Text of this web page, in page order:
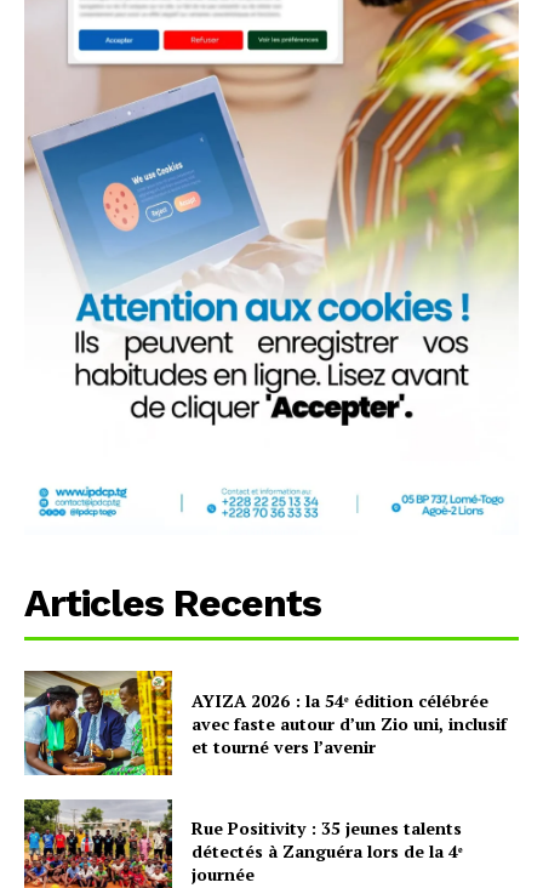
Articles Recents
AYIZA 2026 : la 54ᵉ édition célébrée
avec faste autour d’un Zio uni, inclusif
et tourné vers l’avenir
Rue Positivity : 35 jeunes talents
détectés à Zanguéra lors de la 4ᵉ
journée